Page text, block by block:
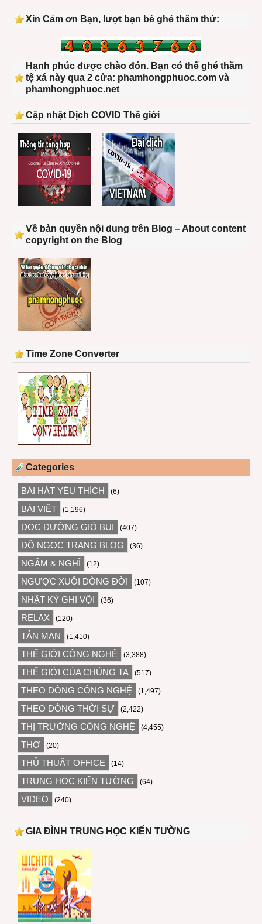
Xin Cảm ơn Bạn, lượt bạn bè ghé thăm thứ:
Hạnh phúc được chào đón. Bạn có thể ghé thăm
tệ xá này qua 2 cửa: phamhongphuoc.com và
phamhongphuoc.net
Cập nhật Dịch COVID Thế giới
Về bản quyền nội dung trên Blog – About content
copyright on the Blog
Time Zone Converter
Categories
BÀI HÁT YÊU THÍCH (6)
BÀI VIẾT (1,196)
DỌC ĐƯỜNG GIÓ BỤI (407)
ĐỖ NGỌC TRANG BLOG (36)
NGẪM & NGHĨ (12)
NGƯỢC XUÔI DÒNG ĐỜI (107)
NHẬT KÝ GHI VỘI (36)
RELAX (120)
TẢN MẠN (1,410)
THẾ GIỚI CÔNG NGHỆ (3,388)
THẾ GIỚI CỦA CHÚNG TA (517)
THEO DÒNG CÔNG NGHỆ (1,497)
THEO DÒNG THỜI SỰ (2,422)
THỊ TRƯỜNG CÔNG NGHỆ (4,455)
THƠ (20)
THỦ THUẬT OFFICE (14)
TRUNG HỌC KIẾN TƯỜNG (64)
VIDEO (240)
GIA ĐÌNH TRUNG HỌC KIẾN TƯỜNG